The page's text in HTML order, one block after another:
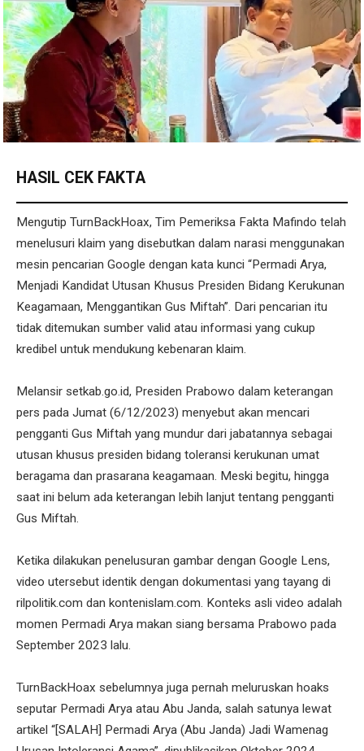
HASIL CEK FAKTA
Mengutip TurnBackHoax, Tim Pemeriksa Fakta Mafindo telah
menelusuri klaim yang disebutkan dalam narasi menggunakan
mesin pencarian Google dengan kata kunci “Permadi Arya,
Menjadi Kandidat Utusan Khusus Presiden Bidang Kerukunan
Keagamaan, Menggantikan Gus Miftah”. Dari pencarian itu
tidak ditemukan sumber valid atau informasi yang cukup
kredibel untuk mendukung kebenaran klaim.
Melansir setkab.go.id, Presiden Prabowo dalam keterangan
pers pada Jumat (6/12/2023) menyebut akan mencari
pengganti Gus Miftah yang mundur dari jabatannya sebagai
utusan khusus presiden bidang toleransi kerukunan umat
beragama dan prasarana keagamaan. Meski begitu, hingga
saat ini belum ada keterangan lebih lanjut tentang pengganti
Gus Miftah.
Ketika dilakukan penelusuran gambar dengan Google Lens,
video utersebut identik dengan dokumentasi yang tayang di
rilpolitik.com dan kontenislam.com. Konteks asli video adalah
momen Permadi Arya makan siang bersama Prabowo pada
September 2023 lalu.
TurnBackHoax sebelumnya juga pernah meluruskan hoaks
seputar Permadi Arya atau Abu Janda, salah satunya lewat
artikel “[SALAH] Permadi Arya (Abu Janda) Jadi Wamenag